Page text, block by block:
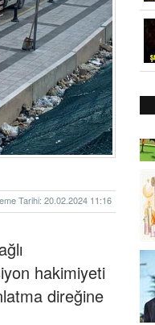
Tarihi: 20.02.2024 11:16
hakimiyeti
direğine